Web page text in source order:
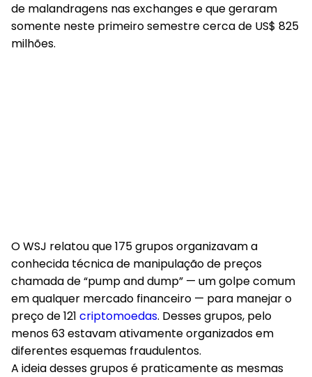
de malandragens nas exchanges e que geraram
somente neste primeiro semestre cerca de US$ 825
milhões.
O WSJ relatou que 175 grupos organizavam a
conhecida técnica de manipulação de preços
chamada de “pump and dump” — um golpe comum
em qualquer mercado financeiro — para manejar o
preço de 121 criptomoedas. Desses grupos, pelo
menos 63 estavam ativamente organizados em
diferentes esquemas fraudulentos.
A ideia desses grupos é praticamente as mesmas